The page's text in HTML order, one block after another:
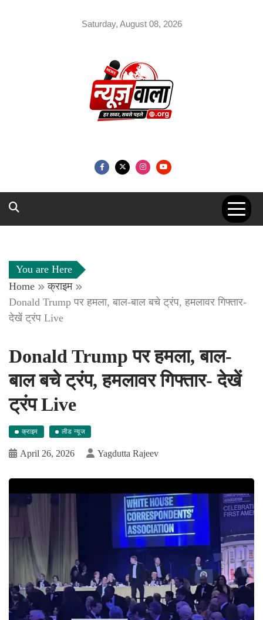
Saturday, August 08, 2026
You are Here
Home
क्राइम
Donald Trump पर हमला, बाल-बाल बचे ट्रंप, हमलावर गिफ्तार-
देखें ट्रंप Live
Donald Trump पर हमला, बाल-
बाल बचे ट्रंप, हमलावर गिफ्तार- देखें
ट्रंप Live
क्राइम लीड न्यूज
April 26, 2026 Yagdutta Rajeev